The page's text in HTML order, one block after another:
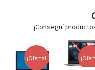
¡Conseguí
¡Oferta!